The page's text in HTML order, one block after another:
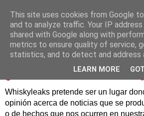
Whiskyleaks pretende ser un lugar
opinión acerca de noticias que se
o de hechos que nos ocurren en
This site uses cookies from Google
and to analyze traffic. Your IP
shared with Google along with
metrics to ensure quality of service,
statistics, and to detect and address
LEARN MORE